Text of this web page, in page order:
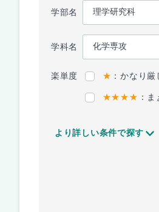
学部名
学科名
楽単度 ★ ：かなり厳
★★★★ ：
より詳しい条件で探す